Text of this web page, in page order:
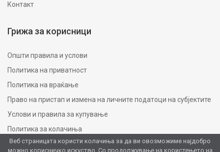
Веб страницата користи колачиња за да ви овозможиме најдобро
можно корисничко искуство. Со продолжување на користењето на
Контакт
Грижа за корисници
Општи правила и услови
Политика на приватност
Политика на враќање
Право на пристап и измена на личните податоци на субјектите
Услови и правила за купување
Политика за колачиња